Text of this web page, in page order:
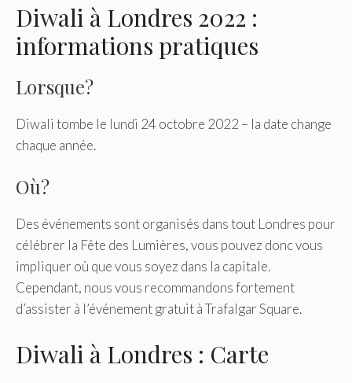
Diwali à Londres 2022 :
informations pratiques
Lorsque?
Diwali tombe le lundi 24 octobre 2022 – la date change
chaque année.
Où?
Des événements sont organisés dans tout Londres pour
célébrer la Fête des Lumières, vous pouvez donc vous
impliquer où que vous soyez dans la capitale.
Cependant, nous vous recommandons fortement
d’assister à l’événement gratuit à Trafalgar Square.
Diwali à Londres : Carte